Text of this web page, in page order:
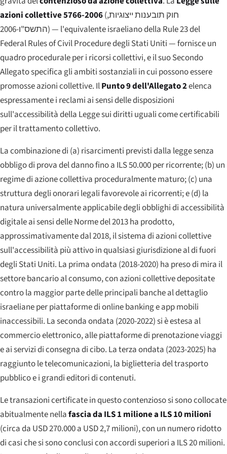
azioni collettive 5766-2006(חוק תובענות ייצוגיות,
התשס"ו-2006) — l'equivalente israeliano della Rule 23 del
Federal Rules of Civil Procedure degli Stati Uniti — fornisce un
quadro procedurale per i ricorsi collettivi, e il suo Secondo
Allegato specifica gli ambiti sostanziali in cui possono essere
promosse azioni collettive. IlPunto 9 dell'Allegato 2elenca
espressamente i reclami ai sensi delle disposizioni
sull'accessibilità della Legge sui diritti uguali come certificabili
per il trattamento collettivo.
La combinazione di (a) risarcimenti previsti dalla legge senza
obbligo di prova del danno fino a ILS 50.000 per ricorrente; (b) un
regime di azione collettiva proceduralmente maturo; (c) una
struttura degli onorari legali favorevole ai ricorrenti; e (d) la
natura universalmente applicabile degli obblighi di accessibilità
digitale ai sensi delle Norme del 2013 ha prodotto,
approssimativamente dal 2018, il sistema di azioni collettive
sull'accessibilità più attivo in qualsiasi giurisdizione al di fuori
degli Stati Uniti. La prima ondata (2018-2020) ha preso di mira il
settore bancario al consumo, con azioni collettive depositate
contro la maggior parte delle principali banche al dettaglio
israeliane per piattaforme di online banking e app mobili
inaccessibili. La seconda ondata (2020-2022) si è estesa al
commercio elettronico, alle piattaforme di prenotazione viaggi
e ai servizi di consegna di cibo. La terza ondata (2023-2025) ha
raggiunto le telecomunicazioni, la biglietteria del trasporto
pubblico e i grandi editori di contenuti.
Le transazioni certificate in questo contenzioso si sono collocate
abitualmente nellafascia da ILS 1 milione a ILS 10 milioni
(circa da USD 270.000 a USD 2,7 milioni), con un numero ridotto
di casi che si sono conclusi con accordi superiori a ILS 20 milioni.